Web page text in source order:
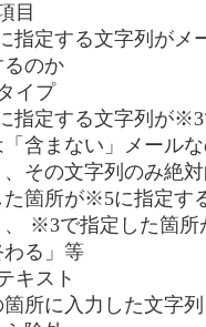
目
指定する文字列がメ
るのか
イプ
指定する文字列が※3
「含まない」メール
、その文字列のみ絶
た箇所が※5に指定す
、 ※3で指定した箇
わる」等
キスト
箇所に入力した文字